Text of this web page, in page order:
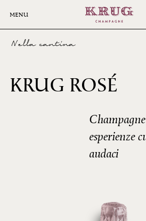
MENU
Nella cantina
KRUG ROSÉ
esperienze
audaci